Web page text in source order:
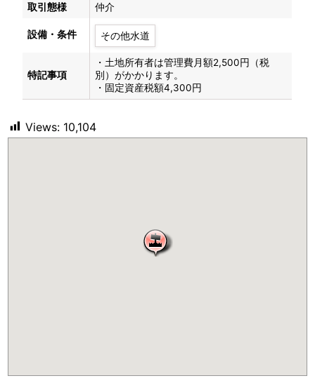
取引態様
仲介
設備・条件 その他水道
特記事項
・土地所有者は管理費月額2,500円（税
別）がかかります。
・固定資産税額4,300円
Views: 10,104